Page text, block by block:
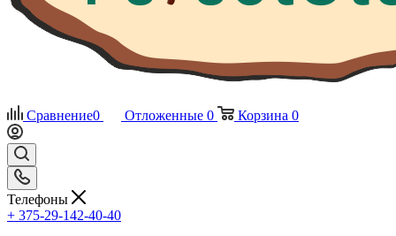
Сравнение0 Отложенные 0 Корзина 0
Телефоны
+ 375-29-142-40-40